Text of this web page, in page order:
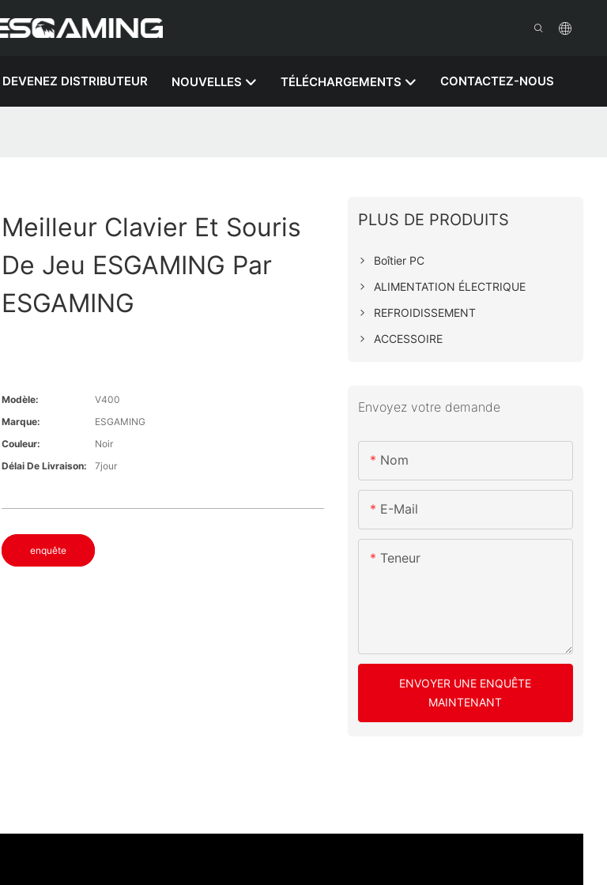
DEVENEZ DISTRIBUTEUR NOUVELLES TÉLÉCHARGEMENTS CONTACTEZ-NOUS
Meilleur Clavier Et Souris
De Jeu ESGAMING Par
ESGAMING
Modèle:
V400
Marque:
ESGAMING
Couleur:
Noir
Délai De Livraison:
7jour
enquête
PLUS DE PRODUITS
Boîtier PC
ALIMENTATION ÉLECTRIQUE
REFROIDISSEMENT
ACCESSOIRE
Envoyez votre demande
Nom
E-Mail
Teneur
ENVOYER UNE ENQUÊTE
MAINTENANT